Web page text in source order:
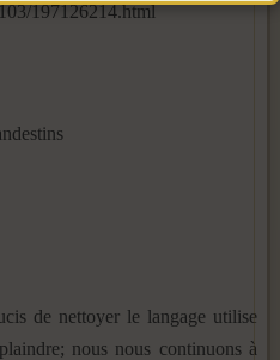
197126214.html
de nettoyer le langage utilise
nous nous continuons à